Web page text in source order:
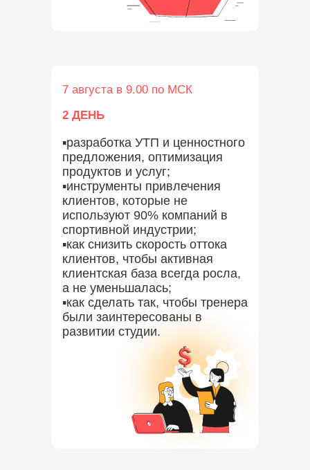
2 ДЕНЬ
▪️разработка УТП и ценностного
предложения, оптимизация
продуктов и услуг;
▪️инструменты привлечения
клиентов, которые не
используют 90% компаний в
спортивной индустрии;
▪️как снизить скорость оттока
клиентов, чтобы активная
клиентская база всегда росла,
а не уменьшалась;
▪️как сделать так, чтобы тренера
были заинтересованы в
развитии студии.
7 августа в 9.00 по МСК